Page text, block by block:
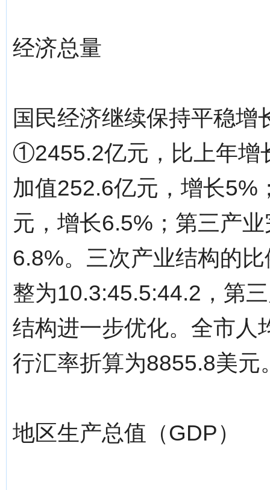
经济总量
国民经济继续保持平稳
①2455.2亿元，比上年增
加值252.6亿元，增长5%
元，增长6.5%；第三产
6.8%。三次产业结构的
整为10.3:45.5:44.2，第
结构进一步优化。全市人
行汇率折算为8855.8美元
地区生产总值（GDP）